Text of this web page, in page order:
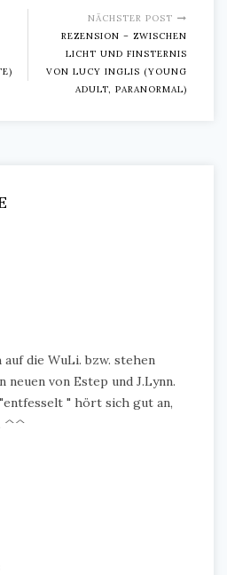
NÄCHSTER POST
REZENSION – ZWISCHEN
LICHT UND FINSTERNIS
VON LUCY INGLIS (YOUNG
ADULT, PARANORMAL)
auf die WuLi. bzw. stehen
neuen von Estep und J.Lynn.
" hört sich gut an,
^^